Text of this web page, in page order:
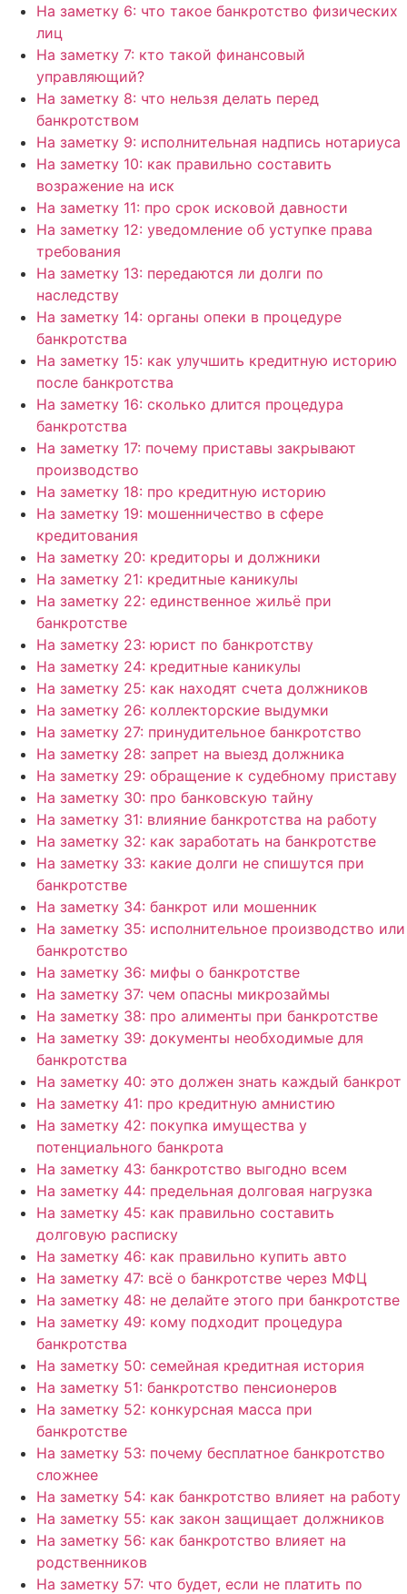
На заметку 6: что такое банкротство физических
лиц
На заметку 7: кто такой финансовый
управляющий?
На заметку 8: что нельзя делать перед
банкротством
На заметку 9: исполнительная надпись нотариуса
На заметку 10: как правильно составить
возражение на иск
На заметку 11: про срок исковой давности
На заметку 12: уведомление об уступке права
требования
На заметку 13: передаются ли долги по
наследству
На заметку 14: органы опеки в процедуре
банкротства
На заметку 15: как улучшить кредитную историю
после банкротства
На заметку 16: сколько длится процедура
банкротства
На заметку 17: почему приставы закрывают
производство
На заметку 18: про кредитную историю
На заметку 19: мошенничество в сфере
кредитования
На заметку 20: кредиторы и должники
На заметку 21: кредитные каникулы
На заметку 22: единственное жильё при
банкротстве
На заметку 23: юрист по банкротству
На заметку 24: кредитные каникулы
На заметку 25: как находят счета должников
На заметку 26: коллекторские выдумки
На заметку 27: принудительное банкротство
На заметку 28: запрет на выезд должника
На заметку 29: обращение к судебному приставу
На заметку 30: про банковскую тайну
На заметку 31: влияние банкротства на работу
На заметку 32: как заработать на банкротстве
На заметку 33: какие долги не спишутся при
банкротстве
На заметку 34: банкрот или мошенник
На заметку 35: исполнительное производство или
банкротство
На заметку 36: мифы о банкротстве
На заметку 37: чем опасны микрозаймы
На заметку 38: про алименты при банкротстве
На заметку 39: документы необходимые для
банкротства
На заметку 40: это должен знать каждый банкрот
На заметку 41: про кредитную амнистию
На заметку 42: покупка имущества у
потенциального банкрота
На заметку 43: банкротство выгодно всем
На заметку 44: предельная долговая нагрузка
На заметку 45: как правильно составить
долговую расписку
На заметку 46: как правильно купить авто
На заметку 47: всё о банкротстве через МФЦ
На заметку 48: не делайте этого при банкротстве
На заметку 49: кому подходит процедура
банкротства
На заметку 50: семейная кредитная история
На заметку 51: банкротство пенсионеров
На заметку 52: конкурсная масса при
банкротстве
На заметку 53: почему бесплатное банкротство
сложнее
На заметку 54: как банкротство влияет на работу
На заметку 55: как закон защищает должников
На заметку 56: как банкротство влияет на
родственников
На заметку 57: что будет, если не платить по